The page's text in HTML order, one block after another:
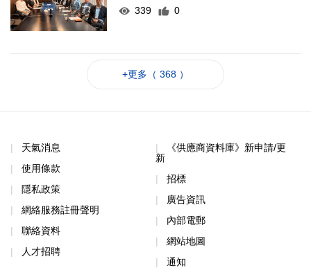
339
0
+更多（ 368 ）
天氣消息
使用條款
隱私政策
網絡服務註冊聲明
聯絡資料
人才招聘
《供應商資料庫》新申請/更
新
招標
廣告資訊
內部電郵
網站地圖
通知